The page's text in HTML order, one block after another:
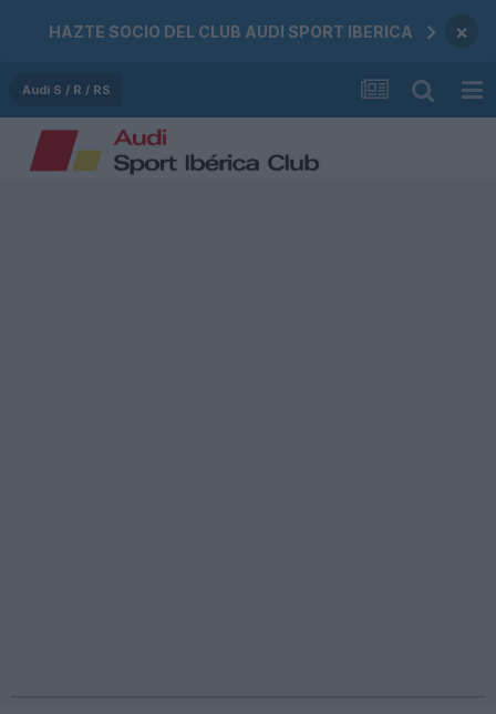
HAZTE SOCIO DEL CLUB AUDI SPORT IBERICA ×
Audi S / R / RS